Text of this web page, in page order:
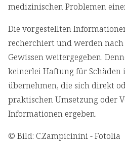
medizinischen Problemen
Die vorgestellten
recherchiert und werden
Gewissen weitergegeben.
keinerlei Haftung für Schäden
übernehmen, die sich direkt
praktischen Umsetzung oder
Informationen ergeben.
© Bild: C.Zampicinini - Fotolia